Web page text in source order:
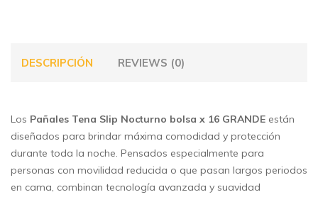
DESCRIPCIÓN REVIEWS (0)
Los Pañales Tena Slip Nocturno bolsa x 16 GRANDE están
diseñados para brindar máxima comodidad y protección
durante toda la noche. Pensados especialmente para
personas con movilidad reducida o que pasan largos periodos
en cama, combinan tecnología avanzada y suavidad